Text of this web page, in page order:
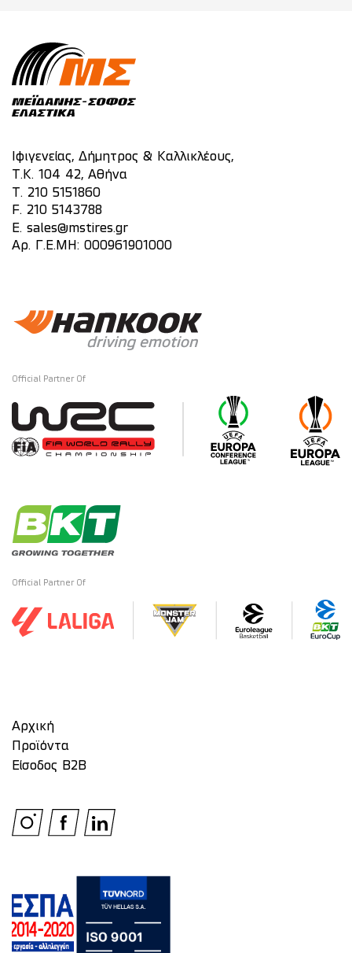
Ιφιγενείας, Δήμητρος & Καλλικλέους,
Τ.Κ. 104 42, Αθήνα
T. 210 5151860
F. 210 5143788
E. sales@mstires.gr
Αρ. Γ.Ε.ΜΗ: 000961901000
Official Partner Of
Official Partner Of
Αρχική
Προϊόντα
Είσοδος Β2Β